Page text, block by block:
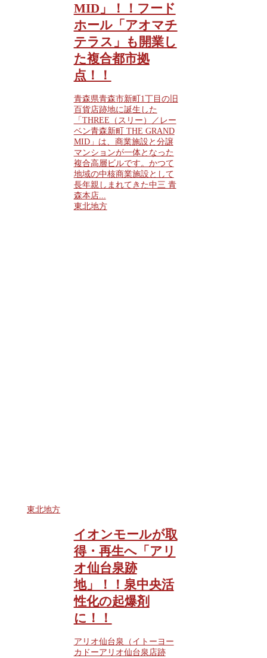
MID」！！フード
ホール「アオマチ
テラス」も開業し
た複合都市拠
点！！
青森県青森市新町1丁目の旧
百貨店跡地に誕生した
「THREE（スリー）／レー
ベン青森新町 THE GRAND
MID」は、商業施設と分譲
マンションが一体となった
複合高層ビルです。かつて
地域の中核商業施設として
長年親しまれてきた中三 青
森本店...
東北地方
東北地方
イオンモールが取
得・再生へ「アリ
オ仙台泉跡
地」！！泉中央活
性化の起爆剤
に！！
アリオ仙台泉（イトーヨー
カドーアリオ仙台泉店跡